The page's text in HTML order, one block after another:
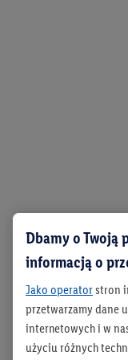
Dbamy o Twoją
informacją o
Jako operatorstron
przetwarzamy dane
internetowych i w
użyciu różnych